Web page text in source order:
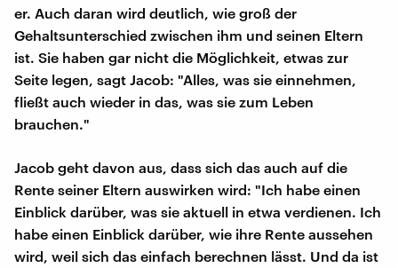
er. Auch daran wird deutlich, wie groß der
Gehaltsunterschied zwischen ihm und seinen Eltern
ist. Sie haben gar nicht die Möglichkeit, etwas zur
Seite legen, sagt Jacob: "Alles, was sie einnehmen,
fließt auch wieder in das, was sie zum Leben
brauchen."
Jacob geht davon aus, dass sich das auch auf die
Rente seiner Eltern auswirken wird: "Ich habe einen
Einblick darüber, was sie aktuell in etwa verdienen. Ich
habe einen Einblick darüber, wie ihre Rente aussehen
wird, weil sich das einfach berechnen lässt. Und da ist